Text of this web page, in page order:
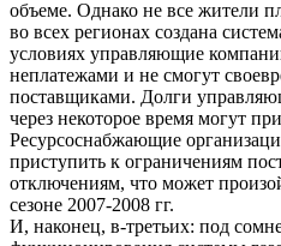
объеме. Однако не все жители
во всех регионах создана
условиях управляющие
неплатежами и не смогут
поставщиками. Долги
через некоторое время могут
Ресурсоснабжающие
приступить к ограничениям
отключениям, что может
сезоне 2007-2008 гг.
И, наконец, в-третьих: под